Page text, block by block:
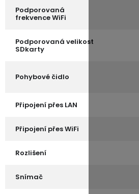
Podporovaná
frekvence WiFi
Podporovaná velikost
SDkarty
Pohybové čidlo
Připojení přes LAN
Připojení přes WiFi
Rozlišení
Snímač